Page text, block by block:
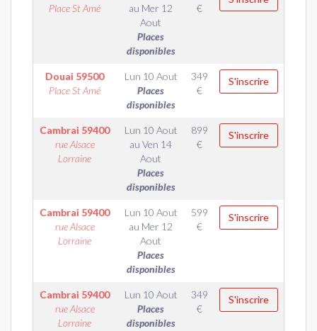
Place St Amé
au Mer 12
Aout
Places
disponibles
€
Douai 59500
Place St Amé
Lun 10 Aout
Places
disponibles
349
€
S'inscrire
Cambrai 59400
rue Alsace
Lorraine
Lun 10 Aout
au Ven 14
Aout
Places
disponibles
899
€
S'inscrire
Cambrai 59400
rue Alsace
Lorraine
Lun 10 Aout
au Mer 12
Aout
Places
disponibles
599
€
S'inscrire
Cambrai 59400
rue Alsace
Lorraine
Lun 10 Aout
Places
disponibles
349
€
S'inscrire